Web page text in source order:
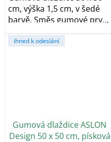
cm, výška 1,5 cm, v šedé
barvě. Směs gumové pryže
a...
ihned k odeslání
Gumová dlaždice ASLON
Design 50 x 50 cm, písková